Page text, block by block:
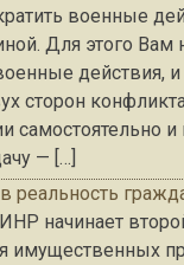
военные
Для этого Вам
действия, и
сторон
самостоятельно и
— […]
реальность
начинает второй
имущественных